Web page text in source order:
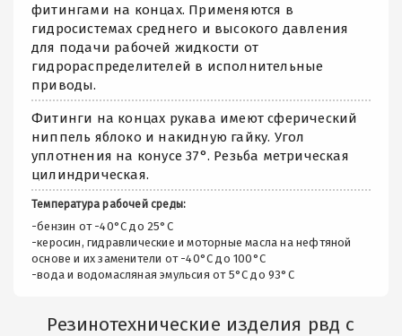
фитингами на концах. Применяются в
гидросистемах среднего и высокого давления
для подачи рабочей жидкости от
гидрораспределителей в исполнительные
приводы.
Фитинги на концах рукава имеют сферический
ниппель яблоко и накидную гайку. Угол
уплотнения на конусе 37°. Резьба метрическая
цилиндрическая.
Температура рабочей среды:
-бензин от -40°C до 25°C
-керосин, гидравлические и моторные масла на нефтяной
основе и их заменители от -40°C до 100°C
-вода и водомасляная эмульсия от 5°C до 93°C
Резинотехнические изделия рвд с